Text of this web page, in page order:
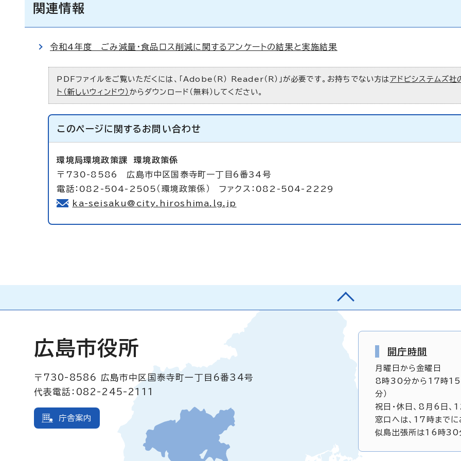
関連情報
令和4年度 ごみ減量・食品ロス削減に関するアンケートの結果と実施結果
PDFファイルをご覧いただくには、「Adobe（R） Reader（R）」が必要です。お持ちでない方は アドビシステムズ社
ト（新しいウィンドウ） からダウンロード（無料）してください。
このページに関する お問い合わせ
環境局環境政策課環境政策係
〒730-8586 広島市中区国泰寺町一丁目6番34号
電話：082-504-2505（環境政策係） ファクス：082-504-2229
ka-seisaku@city.hiroshima.lg.jp
広島市役所
〒730-8586
広島市中区国泰寺町一丁目6番34号
代表電話：082-245-2111
庁舎案内
開庁時間
月曜日から金曜日
8時30分から17時15
分）
祝日・休日、8月6日
窓口へは、17時までに
似島出張所は16時30